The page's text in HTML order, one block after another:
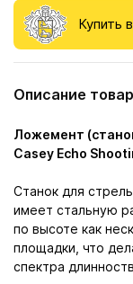
Купить
Описание
Ложемент
Casey Echo
Станок для
имеет стальную
по высоте как
площадки, что
спектра